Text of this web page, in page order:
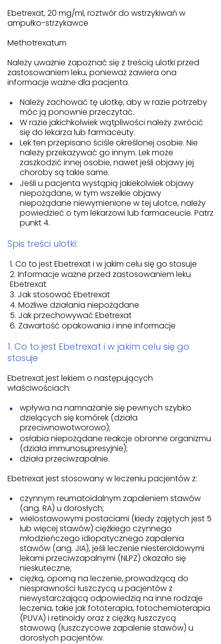
Ebetrexat, 20 mg/ml, roztwór do wstrzykiwań w
ampułko-strzykawce
Methotrexatum
Należy uważnie zapoznać się z treścią ulotki przed
zastosowaniem leku, ponieważ zawiera ona
informacje ważne dla pacjenta.
Należy zachować tę ulotkę, aby w razie potrzeby
móc ją ponownie przeczytać.
W razie jakichkolwiek wątpliwości należy zwrócić
się do lekarza lub farmaceuty.
Lek ten przepisano ściśle określonej osobie. Nie
należy przekazywać go innym. Lek może
zaszkodzić innej osobie, nawet jeśli objawy jej
choroby są takie same.
Jeśli u pacjenta wystąpią jakiekolwiek objawy
niepożądane, w tym wszelkie objawy
niepożądane niewymienione w tej ulotce, należy
powiedzieć o tym lekarzowi lub farmaceucie. Patrz
punkt 4.
Spis treści ulotki:
Co to jest Ebetrexat i w jakim celu się go stosuje
Informacje ważne przed zastosowaniem leku
Ebetrexat
Jak stosować Ebetrexat
Możliwe działania niepożądane
Jak przechowywać Ebetrexat
Zawartość opakowania i inne informacje
1. Co to jest Ebetrexat i w jakim celu się go
stosuje
Ebetrexat jest lekiem o następujących
właściwościach:
wpływa na namnażanie się pewnych szybko
dzielących się komórek (działa
przeciwnowotworowo);
osłabia niepożądane reakcje obronne organizmu
(działa immunosupresyjnie);
działa przeciwzapalnie.
Ebetrexat jest stosowany w leczeniu pacjentów z:
czynnym reumatoidalnym zapaleniem stawów
(ang. RA) u dorosłych;
wielostawowymi postaciami (kiedy zajętych jest 5
lub więcej stawów) ciężkiego czynnego
młodzieńczego idiopatycznego zapalenia
stawów (ang. JIA), jeśli leczenie niesteroidowymi
lekami przeciwzapalnymi (NLPZ) okazało się
nieskuteczne;
ciężką, oporną na leczenie, prowadzącą do
niesprawności łuszczycą u pacjentów z
niewystarczającą odpowiedzią na inne rodzaje
leczenia, takie jak fototerapia, fotochemioterapia
(PUVA) i retinoidy oraz z ciężką łuszczycą
stawową (łuszczycowe zapalenie stawów) u
dorosłych pacjentów.